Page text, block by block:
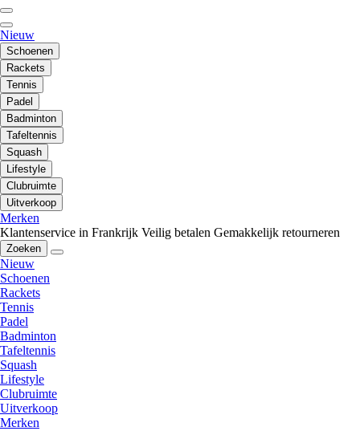
Nieuw
Schoenen
Rackets
Tennis
Padel
Badminton
Tafeltennis
Squash
Lifestyle
Clubruimte
Uitverkoop
Merken
Klantenservice in Frankrijk Veilig betalen Gemakkelijk retourneren
Zoeken
Nieuw
Schoenen
Rackets
Tennis
Padel
Badminton
Tafeltennis
Squash
Lifestyle
Clubruimte
Uitverkoop
Merken